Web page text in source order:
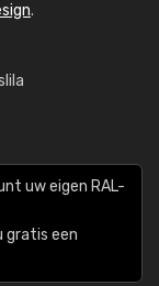
.
uw eigen RAL-
gratis een